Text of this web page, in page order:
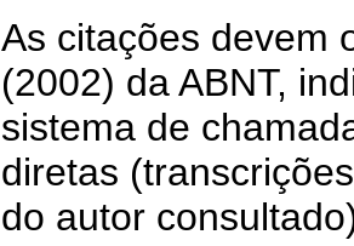
As citações devem
(2002) da ABNT,
sistema de
diretas
do autor